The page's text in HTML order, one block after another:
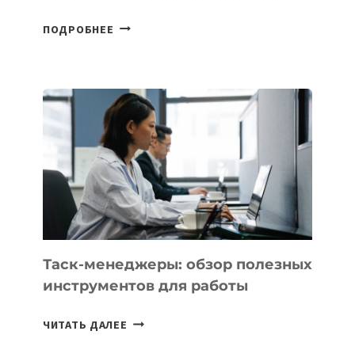
ПОДРОБНЕЕ
НОВЫЕ
ПРЕДМЕТЫ
ПО
ИСКУССТВЕННОМУ
ИНТЕЛЛЕКТУ
Таск-менеджеры: обзор полезных
инструментов для работы
ЧИТАТЬ ДАЛЕЕ ТАСК-